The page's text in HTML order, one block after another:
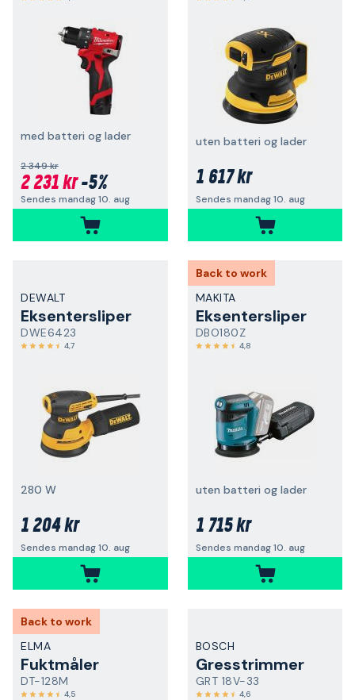
med batteri og lader
2 349 kr
2 231 kr-5%
Sendes mandag 10. aug
uten batteri og lader
1 617 kr
Sendes mandag 10. aug
DEWALT
Eksentersliper
DWE6423
4,7
280 W
1 204 kr
Sendes mandag 10. aug
Back to work
MAKITA
Eksentersliper
DBO180Z
4,8
uten batteri og lader
1 715 kr
Sendes mandag 10. aug
Back to work
ELMA
Fuktmåler
DT-128M
4,5
BOSCH
Gresstrimmer
GRT 18V-33
4,6